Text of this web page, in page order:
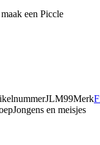
een Piccle
JLM99Merk
Jongens en meisjes